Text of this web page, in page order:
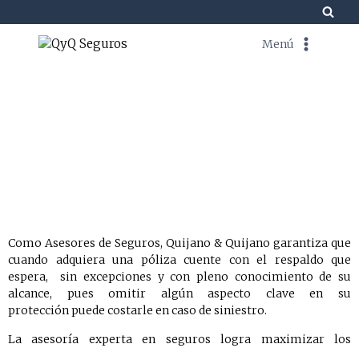
Menú
Como Asesores de Seguros, Quijano & Quijano garantiza que
cuando adquiera una póliza cuente con el respaldo que
espera, sin excepciones y con pleno conocimiento de su
alcance, pues omitir algún aspecto clave en su
protecciónpuede costarle en caso de siniestro.
La asesoría experta en seguros logra maximizar los